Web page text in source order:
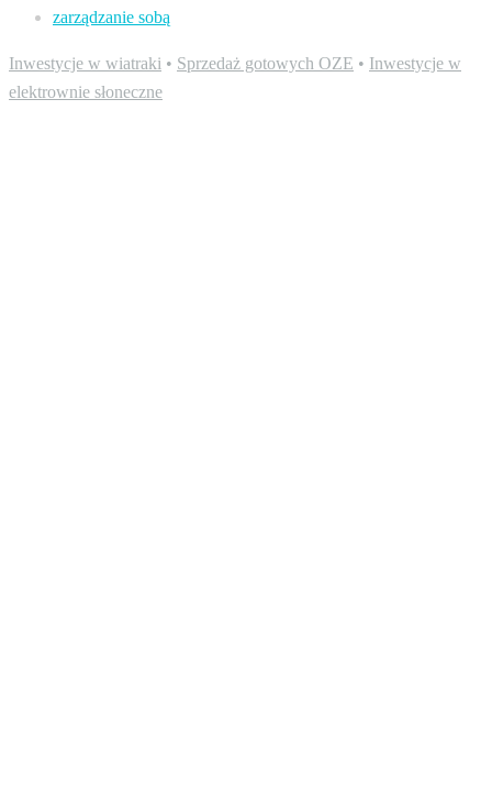
zarządzanie sobą
Inwestycje w wiatraki • Sprzedaż gotowych OZE • Inwestycje w
elektrownie słoneczne